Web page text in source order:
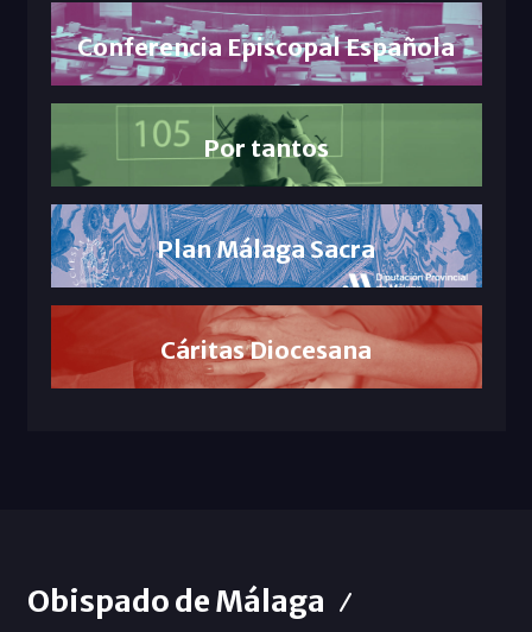
Conferencia Episcopal Española
Por tantos
Plan Málaga Sacra
Cáritas Diocesana
Obispado de Málaga